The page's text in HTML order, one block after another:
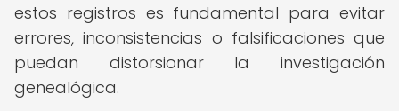
estos registros es fundamental para evitar
errores, inconsistencias o falsificaciones que
puedan distorsionar la investigación
genealógica.